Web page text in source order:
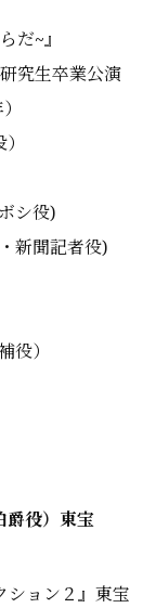
だ~』
究生卒業公演
シ役)
新聞記者役)
役）
爵役）東宝
ション２』東宝